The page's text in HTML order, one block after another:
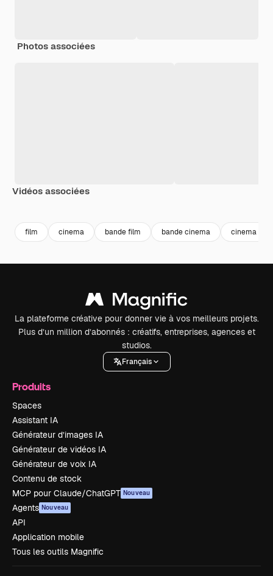
Photos associées
Vidéos associées
film cinema bande film bande cinema cinema icon
La plateforme créative pour donner vie à vos meilleurs projets.
Plus d’un million d’abonnés : créatifs, entreprises, agences et
studios.
Français
Produits
Spaces
Assistant IA
Générateur d’images IA
Générateur de vidéos IA
Générateur de voix IA
Contenu de stock
MCP pour Claude/ChatGPT Nouveau
Agents Nouveau
API
Application mobile
Tous les outils Magnific